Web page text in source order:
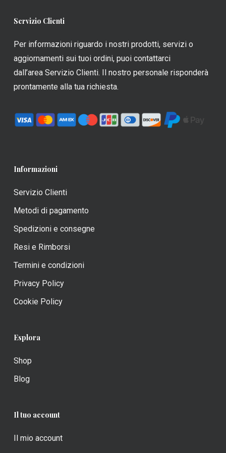
essere
scelte
nella
pagina
del
scelte
nella
pagina
Servizio Clienti
Per informazioni riguardo i nostri prodotti, servizi o
aggiornamenti sui tuoi ordini, puoi contattarci
dall’area Servizio Clienti. Il nostro personale risponderà
prontamente alla tua richiesta.
Informazioni
Servizio Clienti
Metodi di pagamento
Spedizioni e consegne
Resi e Rimborsi
Termini e condizioni
Privacy Policy
Cookie Policy
Esplora
Shop
Blog
Il tuo account
Il mio account